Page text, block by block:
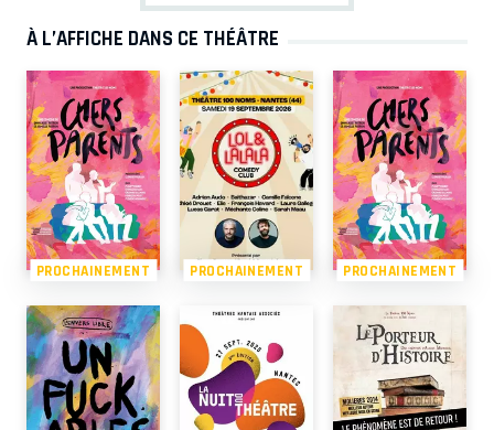
À L’AFFICHE DANS CE THÉÂTRE
PROCHAINEMENT PROCHAINEMENT PROCHAINEMENT